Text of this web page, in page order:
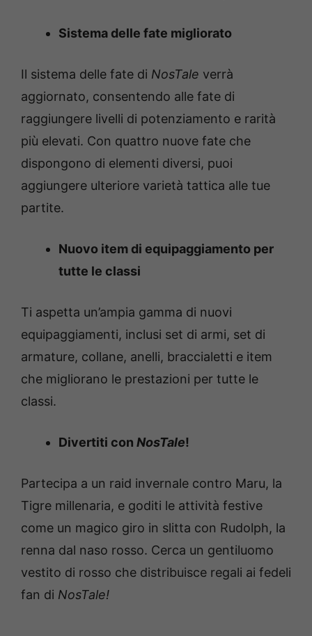
Sistema delle fate migliorato
Il sistema delle fate di NosTale verrà
aggiornato, consentendo alle fate di
raggiungere livelli di potenziamento e rarità
più elevati. Con quattro nuove fate che
dispongono di elementi diversi, puoi
aggiungere ulteriore varietà tattica alle tue
partite.
Nuovo item di equipaggiamento per
tutte le classi
Ti aspetta un’ampia gamma di nuovi
equipaggiamenti, inclusi set di armi, set di
armature, collane, anelli, braccialetti e item
che migliorano le prestazioni per tutte le
classi.
Divertiti con NosTale!
Partecipa a un raid invernale contro Maru, la
Tigre millenaria, e goditi le attività festive
come un magico giro in slitta con Rudolph, la
renna dal naso rosso. Cerca un gentiluomo
vestito di rosso che distribuisce regali ai fedeli
fan di NosTale!